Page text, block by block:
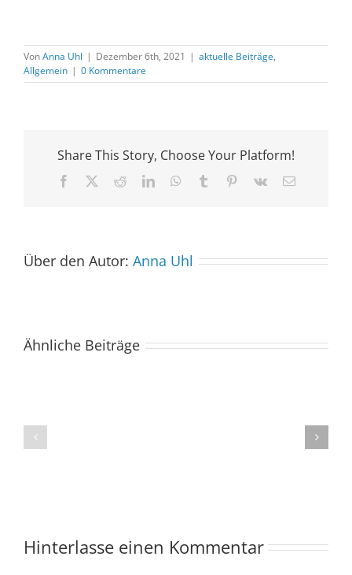
VonAnna Uhl | Dezember 6th, 2021 | aktuelle Beiträge,
Allgemein | 0 Kommentare
Share This Story, Choose Your Platform!
Facebook RedditLinkedInWhatsApp
Tumblr Pinterest
Vk
E-
Über den Autor: Anna Uhl
Ähnliche Beiträge
dabei
begeistert
Publikum
Hinterlasse einen Kommentar